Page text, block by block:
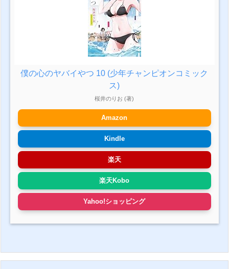
僕の心のヤバイやつ 10 (少年チャンピオンコミック
ス)
桜井のりお (著)
Amazon
Kindle
楽天
楽天Kobo
Yahoo!ショッピング